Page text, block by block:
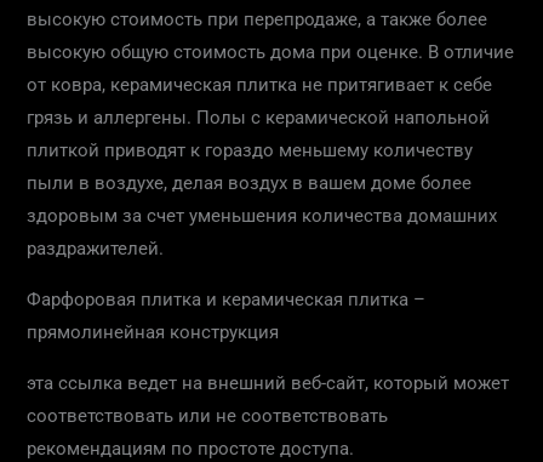
высокую стоимость при перепродаже, а также более
высокую общую стоимость дома при оценке. В отличие
от ковра, керамическая плитка не притягивает к себе
грязь и аллергены. Полы с керамической напольной
плиткой приводят к гораздо меньшему количеству
пыли в воздухе, делая воздух в вашем доме более
здоровым за счет уменьшения количества домашних
раздражителей.
Фарфоровая плитка и керамическая плитка –
прямолинейная конструкция
эта ссылка ведет на внешний веб-сайт, который может
соответствовать или не соответствовать
рекомендациям по простоте доступа.